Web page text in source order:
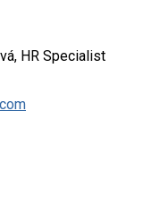
HR Specialist